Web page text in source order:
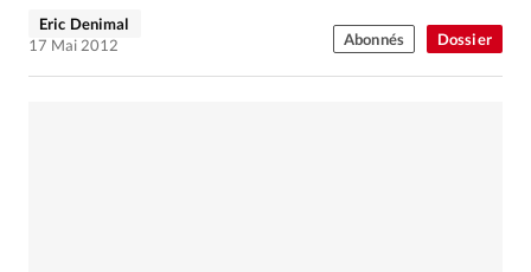
Dossier
Eric Denimal
17 Mai 2012
Abonnés